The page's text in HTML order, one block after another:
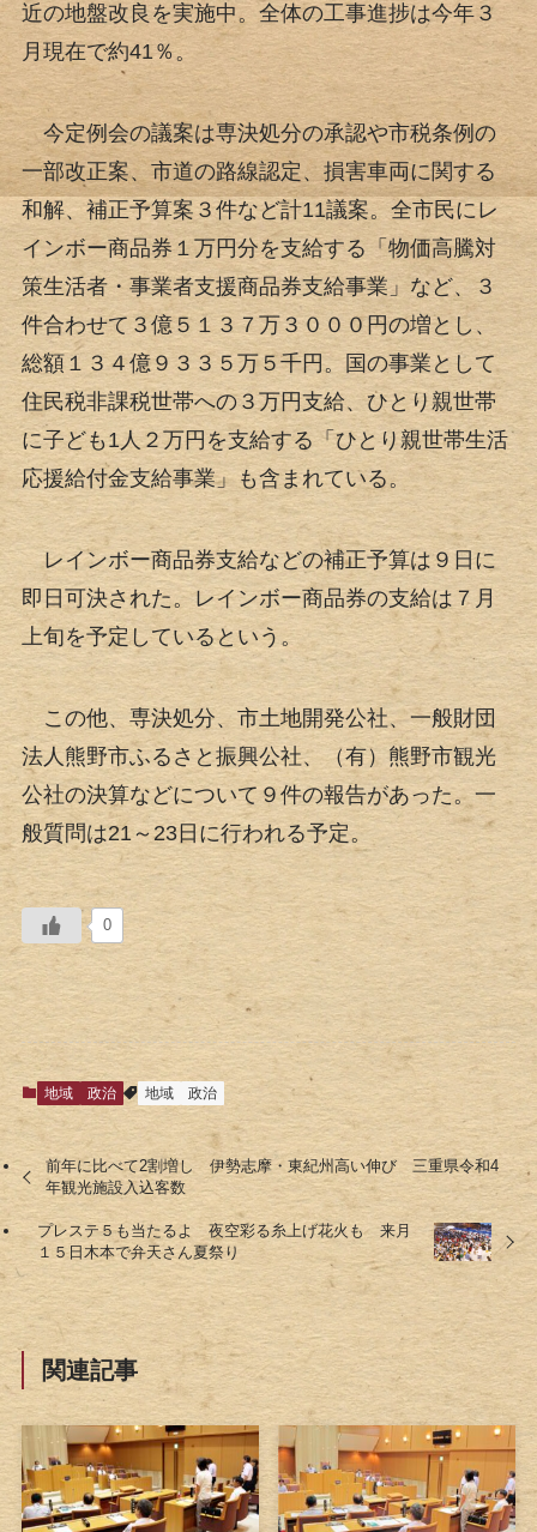
近の地盤改良を実施中。全体の工事進捗は今年３
月現在で約41％。
今定例会の議案は専決処分の承認や市税条例の
一部改正案、市道の路線認定、損害車両に関する
和解、補正予算案３件など計11議案。全市民にレ
インボー商品券１万円分を支給する「物価高騰対
策生活者・事業者支援商品券支給事業」など、３
件合わせて３億５１３７万３０００円の増とし、
総額１３４億９３３５万５千円。国の事業として
住民税非課税世帯への３万円支給、ひとり親世帯
に子ども1人２万円を支給する「ひとり親世帯生活
応援給付金支給事業」も含まれている。
レインボー商品券支給などの補正予算は９日に
即日可決された。レインボー商品券の支給は７月
上旬を予定しているという。
この他、専決処分、市土地開発公社、一般財団
法人熊野市ふるさと振興公社、（有）熊野市観光
公社の決算などについて９件の報告があった。一
般質問は21～23日に行われる予定。
0
地域 政治 地域 政治
前年に比べて2割増し 伊勢志摩・東紀州高い伸び 三重県令和4
年観光施設入込客数
プレステ５も当たるよ 夜空彩る糸上げ花火も 来月
１５日木本で弁天さん夏祭り
関連記事